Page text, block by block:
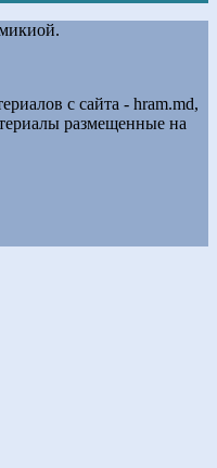
с сайта - hram.md,
размещенные на